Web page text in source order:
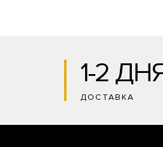
1-2
ДОСТАВКА